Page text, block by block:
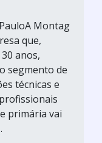
Montag
que,
anos,
segmento de
técnicas e
primária vai